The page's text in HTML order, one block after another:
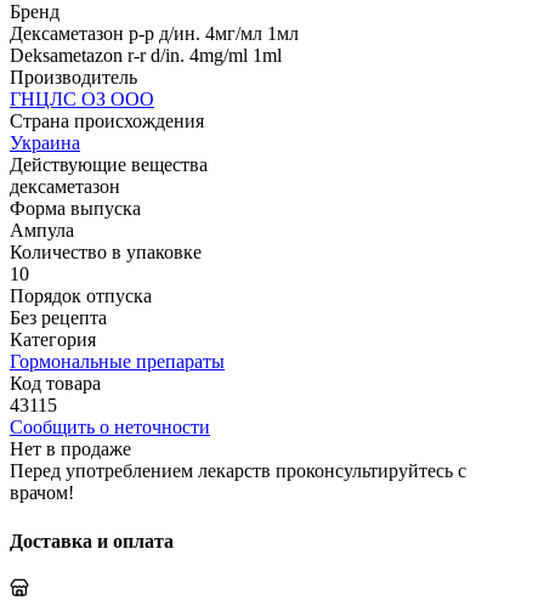
Бренд
Дексаметазон р-р д/ин. 4мг/мл 1мл
Deksametazon r-r d/in. 4mg/ml 1ml
Производитель
ГНЦЛС ОЗ ООО
Страна происхождения
Украина
Действующие вещества
дексаметазон
Форма выпуска
Ампула
Количество в упаковке
10
Порядок отпуска
Без рецепта
Категория
Гормональные препараты
Код товара
43115
Сообщить о неточности
Нет в продаже
Перед употреблением лекарств проконсультируйтесь с
врачом!
Доставка и оплата